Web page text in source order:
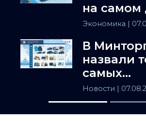
на самом
держит
Азию
Экономика |
В
назвали
самых
товаров в
Новости |